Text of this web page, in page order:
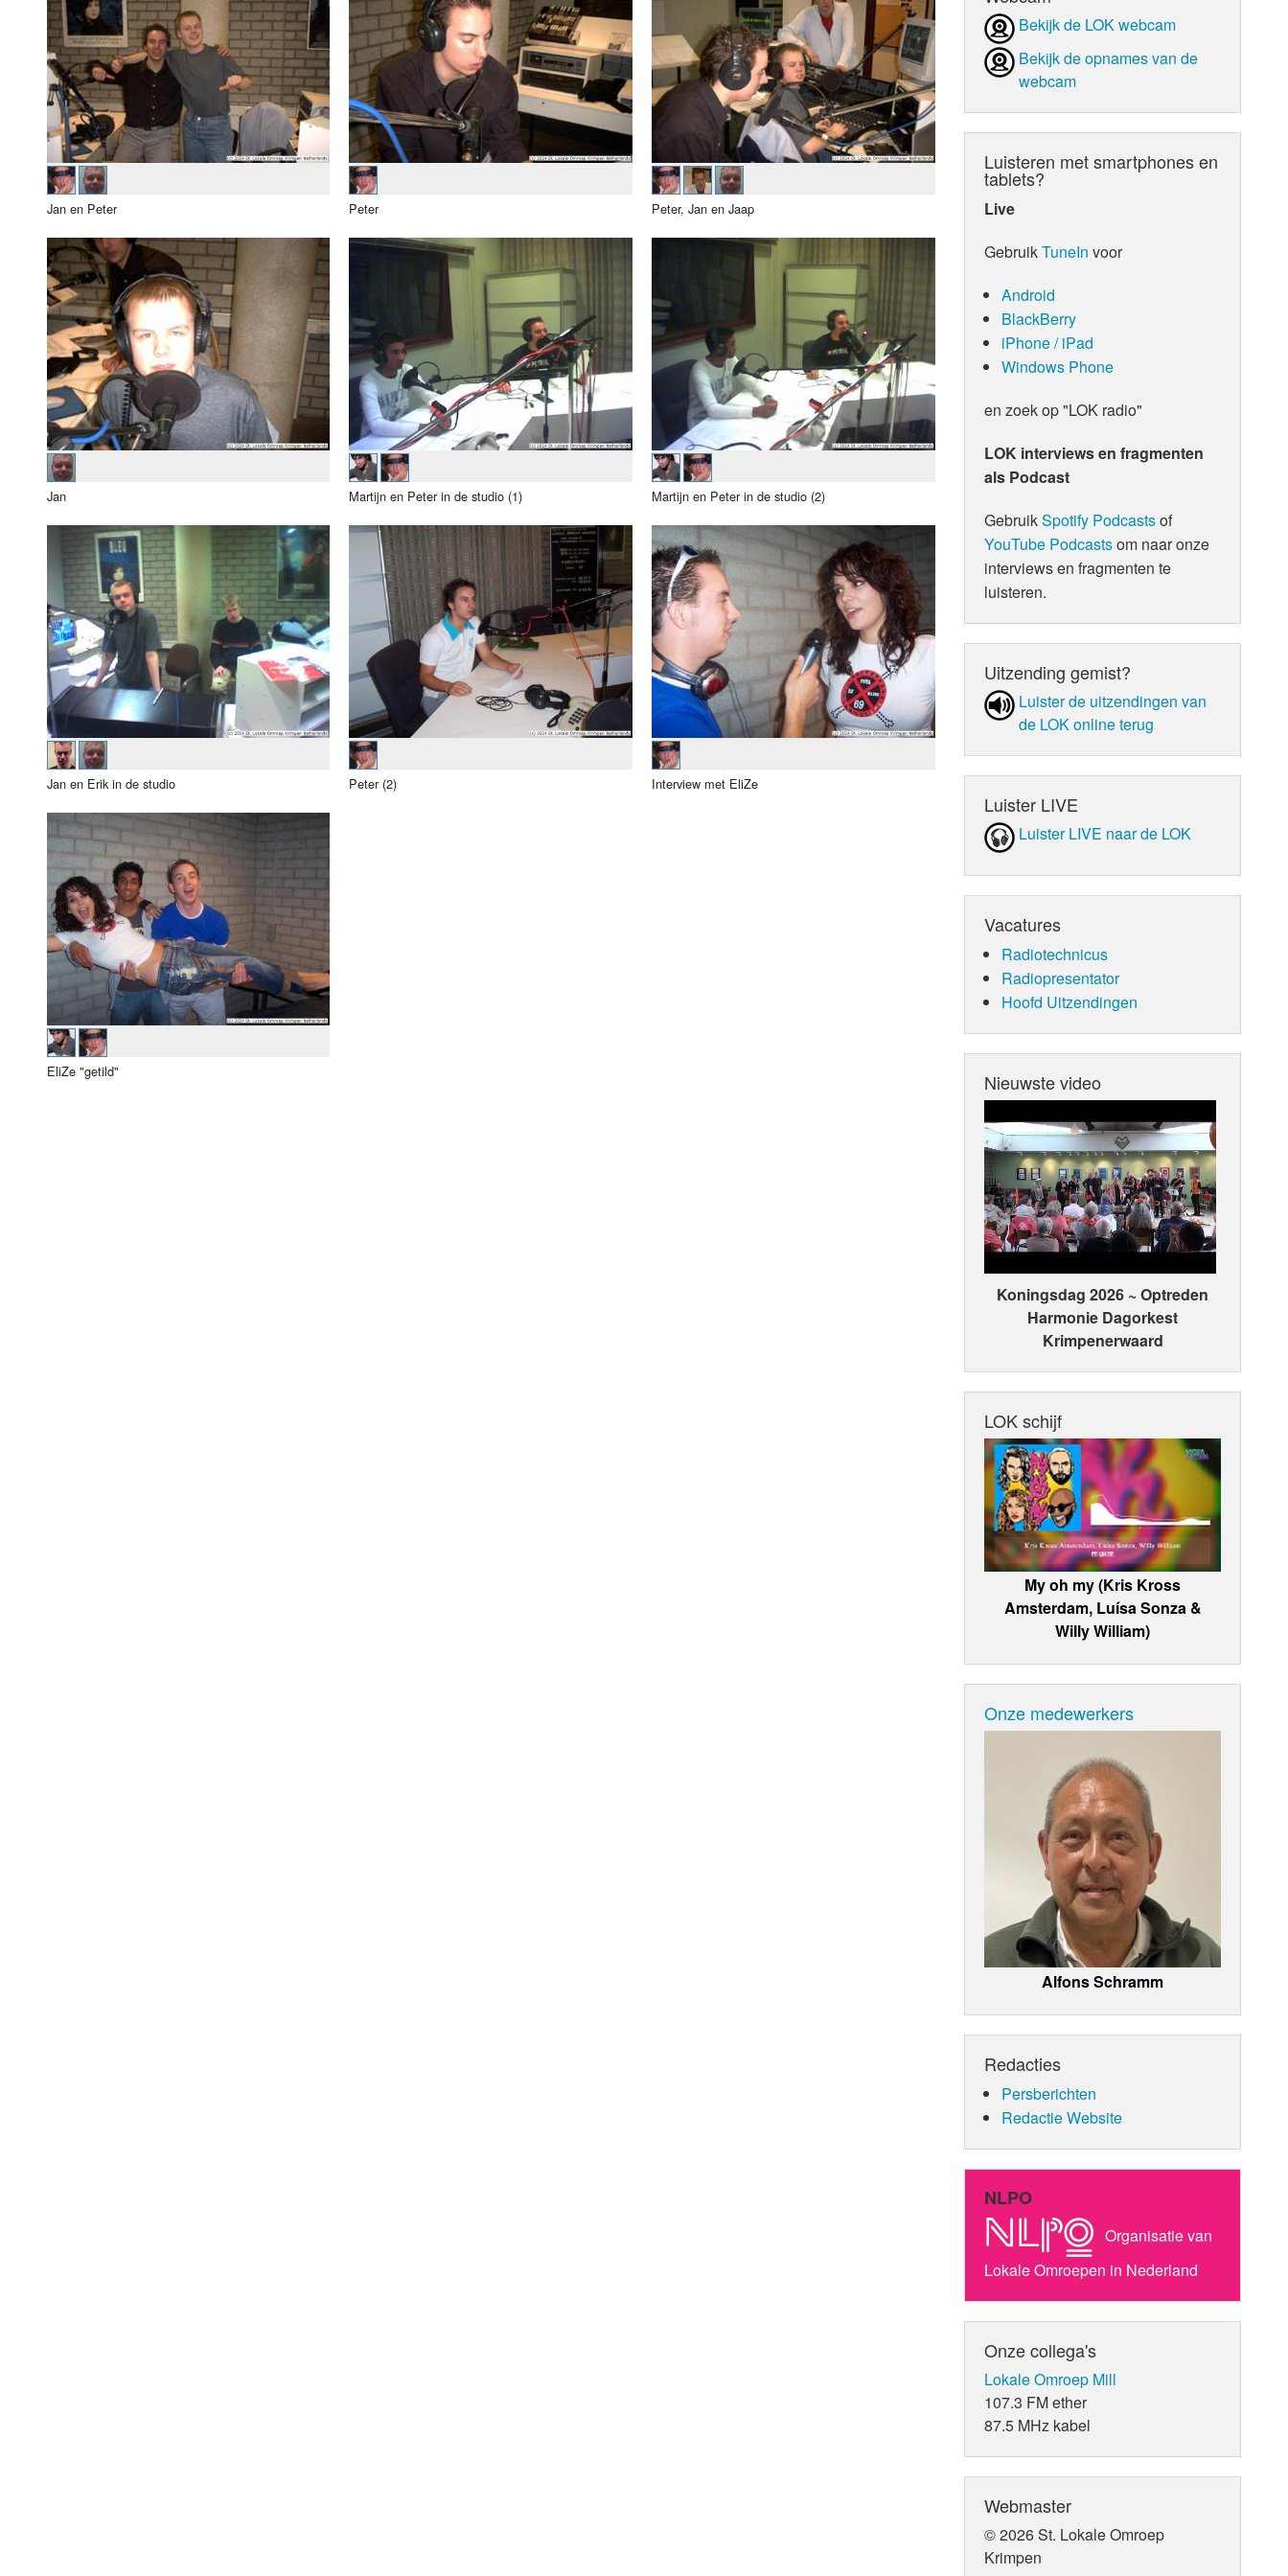
Donderdag
Vrijdag
Zaterdag
Zondag
Luister LOK Live
LOK schijf
Oude LOK programma's
Programmabeleid Bepalend Orgaan
Weerman
Over Krimpen a/d IJssel
Jan en Peter Peter Peter, Jan en Jaap
Jan Martijn en Peter in de studio (1) Martijn en Peter in de studio (2)
Jan en Erik in de studio Peter (2) Interview met EliZe
EliZe "getild"
Bekijk de LOK webcam
Bekijk de opnames van de
webcam
Luisteren met smartphones en
tablets?
Live
GebruikTuneIn voor
Android
BlackBerry
iPhone / iPad
Windows Phone
en zoek op "LOK radio"
LOK interviews en fragmenten
als Podcast
GebruikSpotify Podcastsof
YouTube Podcastsom naar onze
interviews en fragmenten te
luisteren.
Uitzending gemist?
Luister de uit­zen­din­gen van
de LOK online terug
Luister LIVE
Luister LIVE naar de LOK
Vacatures
Radiotechnicus
Radiopresentator
Hoofd Uitzendingen
Nieuwste video
Koningsdag 2026 ~ Optreden
Harmonie Dagorkest
Krimpenerwaard
LOK schijf
My oh my (Kris Kross
Amsterdam, Luísa Sonza &
Willy William)
Onze medewerkers
Alfons Schramm
Redacties
Persberichten
Redactie Website
NLPO
Organisatie van
Lokale Omroepen in Nederland
Onze collega's
Lokale Omroep Mill
107.3 FM ether
87.5 MHz kabel
Webmaster
© 2026 St. Lokale Omroep
Krimpen